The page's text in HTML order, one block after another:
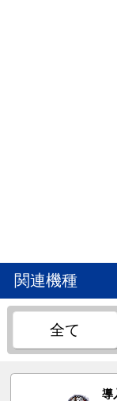
関連機種
全て
導